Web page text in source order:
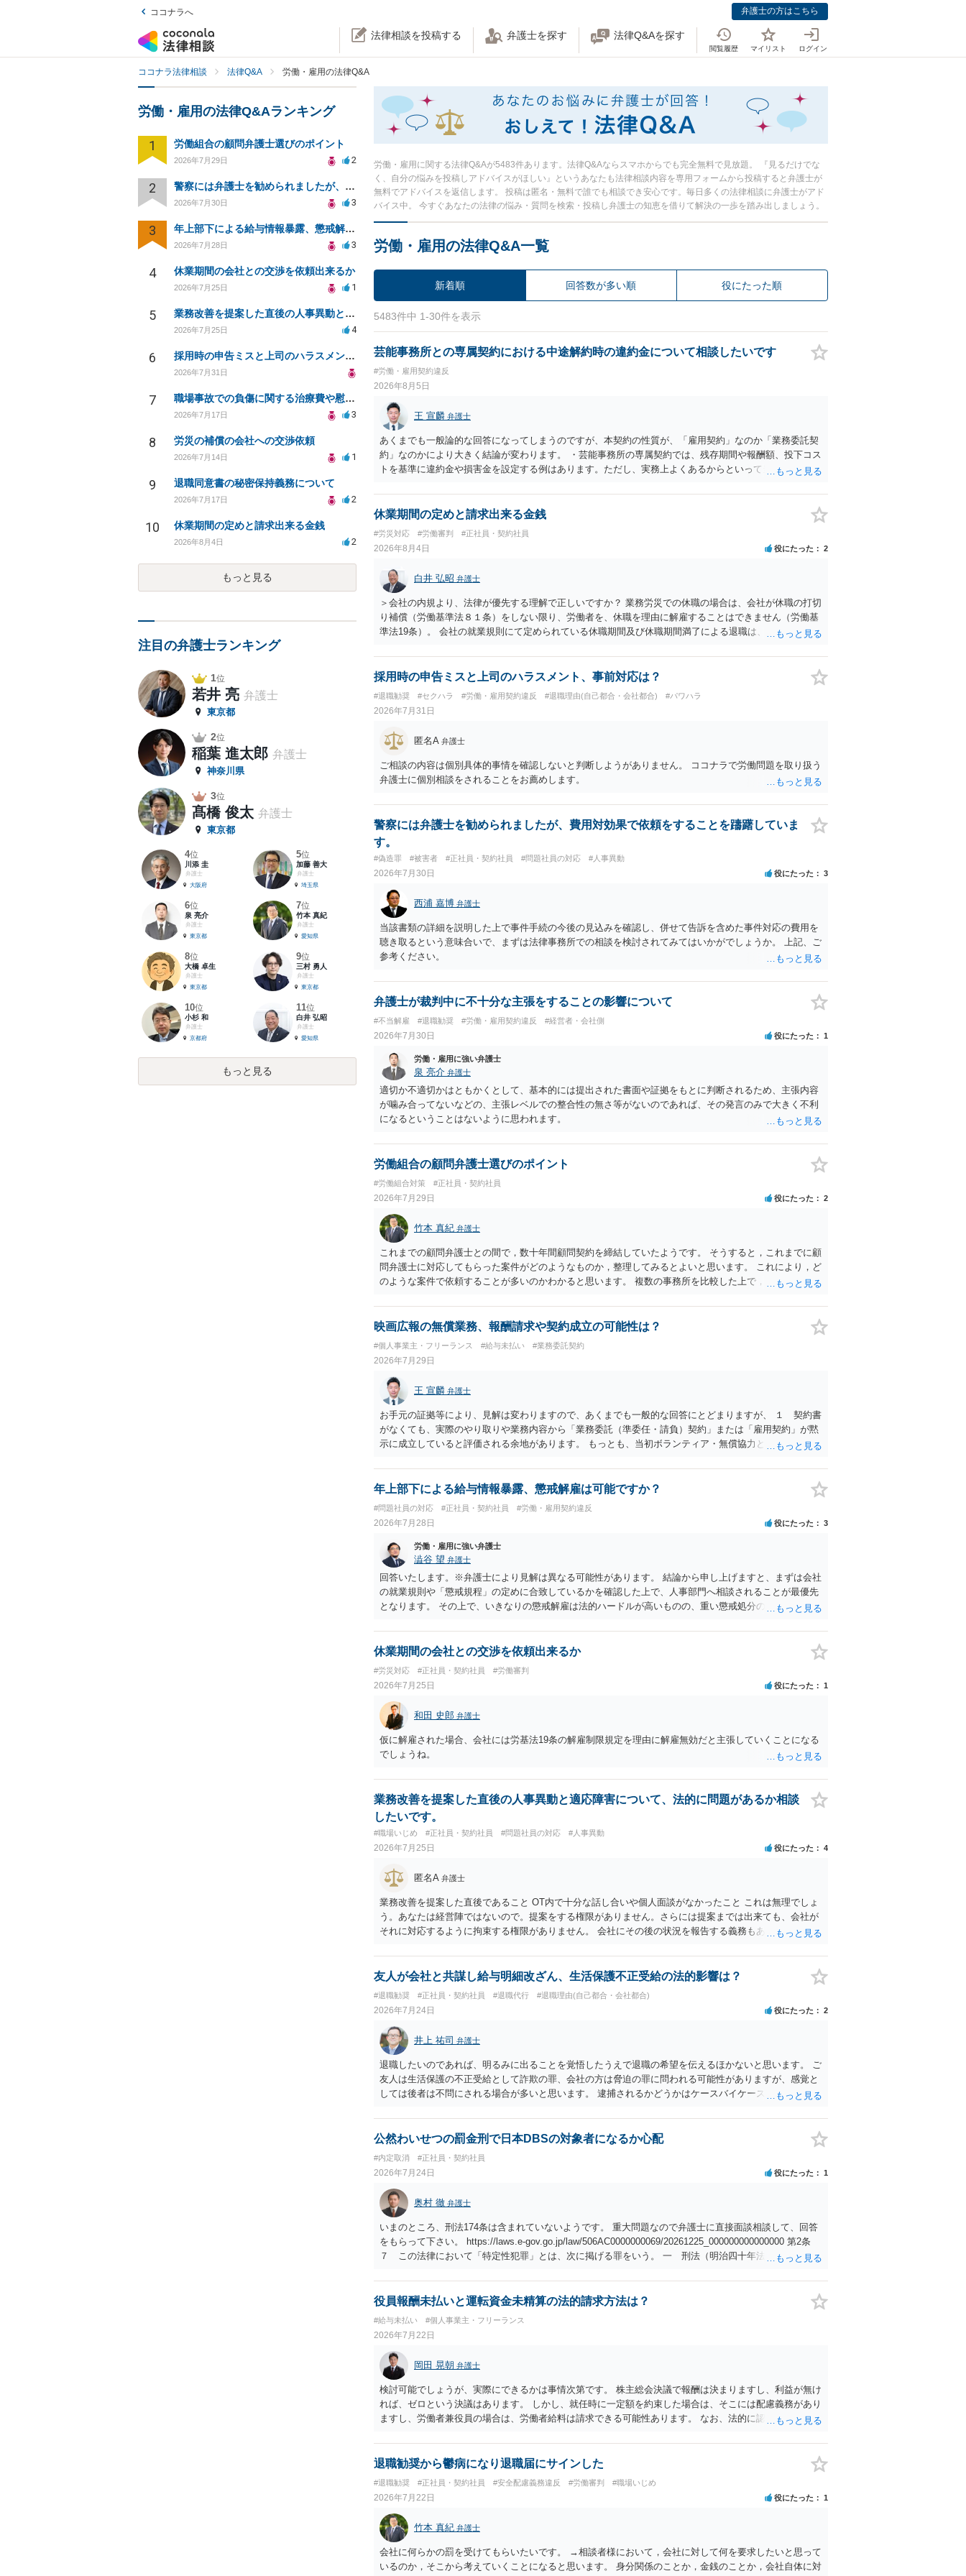
ココナラへ 弁護士の方はこちら
法律相談を投稿する 弁護士を探す 法律Q&Aを探す
閲覧履歴 マイリスト ログイン
ココナラ法律相談 法律Q&A 労働・雇用の法律Q&A
労働・雇用に関する法律Q&Aが5483件あります。法律Q&Aならスマホからでも完全無料で見放題。 『見るだけでな
く、自分の悩みを投稿しアドバイスがほしい』というあなたも法律相談内容を専用フォームから投稿すると弁護士が
無料でアドバイスを返信します。 投稿は匿名・無料で誰でも相談でき安心です。毎日多くの法律相談に弁護士がアド
バイス中。 今すぐあなたの法律の悩み・質問を検索・投稿し弁護士の知恵を借りて解決の一歩を踏み出しましょう。
労働・雇用の法律Q&A一覧
新着順 回答数が多い順 役にたった順
5483件中 1-30件を表示
芸能事務所との専属契約における中途解約時の違約金について相談したいです
#労働・雇用契約違反
2026年8月5日
王 宣麟 弁護士
あくまでも一般論的な回答になってしまうのですが、本契約の性質が、「雇用契約」なのか「業務委託契
約」なのかにより大きく結論が変わります。 ・芸能事務所の専属契約では、残存期間や報酬額、投下コス
トを基準に違約金や損害金を設定する例はあります。ただし、実務上よくあるからといって当然に適法と
になるわけではありません。契約が労働契約に近い実態なら労基法16条で無効となる余地があり、そうで
なくても、金額が事務所の損害と比べて過大なら無効や減額が争点になります。 ・契約前の修正交渉は一
ではなく「合理的な実費・未回収費用のみ」に限定する、などが典型です。 ・弁護士に契約前に契約書の
内容をレビューしてもらう価値は十分にあると思われます。 争点は、契約類型が雇用か業務委託か、実態
として労働者性があるか、解除事由が双方にどう定められているか、違約金の算定根拠が合理的か、とい
う複数論点に分かれます。契約前なら、交渉のパワーバランスの問題もありますが、修正余地があるう
え、後から争うよりコストを抑えやすいので、資料等を持参の上弁護士に確認されることをお勧めしま
す。 ・事務所側の解除でも、解除理由によってはタレント側に損害賠償が発生する建付けになっているこ
とはあります。ただし、事務所側が一方的に解除したのにタレントへ違約金を課す設計は、合理性や対価
性を欠くとして争いやすいです。逆に、タレント側の重大な契約違反がある場合は、実損害の範囲で請求
される可能性はあります。
休業期間の定めと請求出来る金銭
#労災対応 #労働審判 #正社員・契約社員
2026年8月4日 役にたった 2
白井 弘昭 弁護士
＞会社の内規より、法律が優先する理解で正しいですか？ 業務労災での休職の場合は、会社が休職の打切
り補償（労働基準法８１条）をしない限り、労働者を、休職を理由に解雇することはできません（労働基
準法19条）。 会社の就業規則にて定められている休職期間及び休職期間満了による退職は、業務労災への
たります。 ＞労災の休業補償と、所得補償保険の保険金とは別に、受け取れる金銭はありますでしょう
か？ 業務労災の場合は、会社の安全配慮義務違反が認められると解されますので、会社の損害賠償責任
と思われます。 また、業務労災での第三者行為傷害（同僚の不注意等による事故）の場合は、当該第三者
の賠償責任も考えられます。 労災で支払われた分は、損害額から控除（損益相殺）されますが、それを超
えた部分は、会社もしくは、第三者から支払ってもらうことになります。 会社等との交渉が必要になると
思います（良い会社でしたら、自ら話してくると思いますが・・・）。極めて専門的な話ですので、詳細
もしくは対応を最寄りの弁護士にご相談ください。 以上、ご参考まで。
採用時の申告ミスと上司のハラスメント、事前対応は？
#退職勧奨 #セクハラ #労働・雇用契約違反 #退職理由(自己都合・会社都合) #パワハラ
2026年7月31日
匿名A 弁護士
ご相談の内容は個別具体的事情を確認しないと判断しようがありません。 ココナラで労働問題を取り扱う
弁護士に個別相談をされることをお薦めします。
警察には弁護士を勧められましたが、費用対効果で依頼をすることを躊躇していま
す。
#偽造罪 #被害者 #正社員・契約社員 #問題社員の対応 #人事異動
2026年7月30日 役にたった 3
西浦 嘉博 弁護士
当該書類の詳細を説明した上で事件手続の今後の見込みを確認し、併せて告訴を含めた事件対応の費用を
聴き取るという意味合いで、まずは法律事務所での相談を検討されてみてはいかがでしょうか。 上記、ご
参考ください。
弁護士が裁判中に不十分な主張をすることの影響について
#不当解雇 #退職勧奨 #労働・雇用契約違反 #経営者・会社側
2026年7月30日 役にたった 1
労働・雇用に強い弁護士
泉 亮介 弁護士
適切か不適切かはともかくとして、基本的には提出された書面や証拠をもとに判断されるため、主張内容
が噛み合ってないなどの、主張レベルでの整合性の無さ等がないのであれば、その発言のみで大きく不利
になるということはないように思われます。
労働組合の顧問弁護士選びのポイント
#労働組合対策 #正社員・契約社員
2026年7月29日 役にたった 2
竹本 真紀 弁護士
これまでの顧問弁護士との間で，数十年間顧問契約を締結していたようです。 そうすると，これまでに顧
問弁護士に対応してもらった案件がどのようなものか，整理してみるとよいと思います。 これにより，ど
のような案件で依頼することが多いのかわかると思います。 複数の事務所を比較した上で，弁護士と面談
て，分野を絞っているのか，それともどのような分野でもよいということで法律相談を依頼しているかの
観点も重要です。 組合員とすれば，相談だけではなく，できれば受任まで考えている場合も多いと思いま
るかもしれません。 そうでないと，相談内容によって，対応が変わってしまうこともあると思います。
組合員の相談についても，基本的に受任まで考えてもらえることができるのかも検討要素の一つかもしれ
ません。
映画広報の無償業務、報酬請求や契約成立の可能性は？
#個人事業主・フリーランス #給与未払い #業務委託契約
2026年7月29日
王 宣麟 弁護士
お手元の証拠等により、見解は変わりますので、あくまでも一般的な回答にとどまりますが、 １ 契約書
がなくても、実際のやり取りや業務内容から「業務委託（準委任・請負）契約」または「雇用契約」が黙
示に成立していると評価される余地があります。 もっとも、当初ボランティア・無償協力という色彩が強
記を前提に、これまでの業務についても、有償の業務委託契約や雇用契約が成立していた前提で給与を請
求するルートなどが理論上考えられます。 もっとも、裁判等で必ず認められるわけではなく、当事者の認
決めがなくても、同種業務の相場や通常の報酬水準を基準に「相当額」を算定して請求すること自体は法
律上否定されません。 ただし、相手方が「無償のつもりだった」と反論する可能性も高く、請求額の全額
がそのまま認められるとは限らないため、交渉の場面では「理論上の満額」と「現実的な落としどころ」
を分けて考える必要があります。 ４ 制作側から名刺が支給され、その肩書きで外部と打合せ・広報活動
を行っていた事実は、「プロジェクトの一員として継続的に業務を担当していた」ことを裏付ける有力な
事情になります。もっとも、名刺の存在だけで有償契約や具体的な報酬額が自動的に認められるわけでは
なく、あくまで他の証拠と併せて評価される位置付けです。 ５ 今後も関わる場合は、業務範囲、報酬、
期間・解約条件、著作権・クレジット表記、費用負担等を明確に定めた業務委託契約書を締結しておくこ
とを強くおすすめします。円満な話し合いのためには、 ・これまでの業務内容・負担を時系列で整理し事
実関係を共有すること ・「過去の貢献への最低限の謝意・一部清算」と「今後の関係・契約条件」の双方
について、複数の選択肢を用意して提案すること を意識されるとよいかと思います。 いずれにしても、
契約書がないまま継続してきた経緯や、お互いの認識・証拠関係によって結論が左右されるため、この回
答はあくまで一般論にとどまるものです。 具体的な見通しや請求可能額の目安については、実際のメー
ル・チャット・業務内容の資料をお持ちのうえ、弁護士に個別相談されることをおすすめします。
年上部下による給与情報暴露、懲戒解雇は可能ですか？
#問題社員の対応 #正社員・契約社員 #労働・雇用契約違反
2026年7月28日 役にたった 3
労働・雇用に強い弁護士
澁谷 望 弁護士
回答いたします。※弁護士により見解は異なる可能性があります。 結論から申し上げますと、まずは会社
の就業規則や「懲戒規程」の定めに合致しているかを確認した上で、人事部門へ相談されることが最優先
となります。 その上で、いきなりの懲戒解雇は法的ハードルが高いものの、重い懲戒処分の対象には十分
せ、誤認した他部署への適切なフォローや周知を求めるのが有効です。 あるいは、懲戒があったことを社
内で周知される手続があるのならば、それにより軽微ながら回復はできるかもしれません。 さらに個人と
（ただし、金額は多額にならない可能性があります。）。
休業期間の会社との交渉を依頼出来るか
#労災対応 #正社員・契約社員 #労働審判
2026年7月25日 役にたった 1
和田 史郎 弁護士
仮に解雇された場合、会社には労基法19条の解雇制限規定を理由に解雇無効だと主張していくことになる
でしょうね。
業務改善を提案した直後の人事異動と適応障害について、法的に問題があるか相談
したいです。
#職場いじめ #正社員・契約社員 #問題社員の対応 #人事異動
2026年7月25日 役にたった 4
匿名A 弁護士
業務改善を提案した直後であること OT内で十分な話し合いや個人面談がなかったこと これは無理でしょ
う。あなたは経営陣ではないので。提案をする権限がありません。さらには提案までは出来ても、会社が
それに対応するように拘束する権限がありません。 会社にその後の状況を報告する義務もありません。
すので、対応は難しいでしょう。
友人が会社と共謀し給与明細改ざん、生活保護不正受給の法的影響は？
#退職勧奨 #正社員・契約社員 #退職代行 #退職理由(自己都合・会社都合)
2026年7月24日 役にたった 2
井上 祐司 弁護士
退職したいのであれば、明るみに出ることを覚悟したうえで退職の希望を伝えるほかないと思います。 ご
友人は生活保護の不正受給として詐欺の罪、会社の方は脅迫の罪に問われる可能性がありますが、感覚と
しては後者は不問にされる場合が多いと思います。 逮捕されるかどうかはケースバイケースです。
公然わいせつの罰金刑で日本DBSの対象者になるか心配
#内定取消 #正社員・契約社員
2026年7月24日 役にたった 1
奥村 徹 弁護士
いまのところ、刑法174条は含まれていないようです。 重大問題なので弁護士に直接面談相談して、回答
をもらって下さい。 https://laws.e-gov.go.jp/law/506AC0000000069/20261225_000000000000000 第2条
７ この法律において「特定性犯罪」とは、次に掲げる罪をいう。 一 刑法（明治四十年法律第四十五
第三項又は第二百四十三条（同項の罪に係る部分に限る。）の罪 二 盗犯等の防止及び処分に関する法律
（昭和五年法律第九号）第四条の罪（刑法第二百四十一条第一項の罪を犯す行為に係るものに限る。）
保護等に関する法律（平成十一年法律第五十二号）第四条から第八条までの罪 五 性的な姿態を撮影する
行為等の処罰及び押収物に記録された性的な姿態の影像に係る電磁的記録の消去等に関する法律（令和五
年法律第六十七号）第二条から第六条までの罪 六 都道府県の条例で定める罪であって、次のイからニま
でに掲げる行為のいずれかを罰するものとして政令で定めるもの イ みだりに人の身体の一部に接触する
行為 ロ 正当な理由がなくて、人の通常衣服で隠されている下着若しくは身体をのぞき見し、若しくは写
真機その他の機器（以下このロにおいて「写真機等」という。）を用いて撮影し、又は当該下着若しくは
身体を撮影する目的で写真機等を差し向け、若しくは設置する行為 ハ みだりに卑わいな言動をする行為
（イ又はロに掲げるものを除く。） ニ 児童と性交し、又は児童に対しわいせつな行為をする行為
役員報酬未払いと運転資金未精算の法的請求方法は？
#給与未払い #個人事業主・フリーランス
2026年7月22日
岡田 晃朝 弁護士
検討可能でしょうが、実際にできるかは事情次第です。 株主総会決議で報酬は決まりますし、利益が無け
れば、ゼロという決議はあります。 しかし、就任時に一定額を約束した場合は、そこには配慮義務があり
ますし、労働者兼役員の場合は、労働者給料は請求できる可能性あります。 なお、法的に認められても会
退職勧奨から鬱病になり退職届にサインした
#退職勧奨 #正社員・契約社員 #安全配慮義務違反 #労働審判 #職場いじめ
2026年7月22日 役にたった 1
竹本 真紀 弁護士
会社に何らかの罰を受けてもらいたいです。 →相談者様において，会社に対して何を要求したいと思って
いるのか，そこから考えていくことになると思います。 身分関係のことか，金銭のことか，会社自体に対
労働・雇用の法律Q&Aランキング
1 労働組合の顧問弁護士選びのポイント
2026年7月29日 2
2 警察には弁護士を勧められましたが、費用対効果で依頼をすることを躊躇しています。
2026年7月30日 3
3 年上部下による給与情報暴露、懲戒解雇は可能ですか？
2026年7月28日 3
4 休業期間の会社との交渉を依頼出来るか
2026年7月25日 1
5 業務改善を提案した直後の人事異動と適応障害について、法的に問題があるか相談したいです。
2026年7月25日 4
6 採用時の申告ミスと上司のハラスメント、事前対応は？
2026年7月31日
7 職場事故での負傷に関する治療費や慰謝料の相談について
2026年7月17日 3
8 労災の補償の会社への交渉依頼
2026年7月14日 1
9 退職同意書の秘密保持義務について
2026年7月17日 2
10 休業期間の定めと請求出来る金銭
2026年8月4日 2
もっと見る
注目の弁護士ランキング
1位
若井 亮 弁護士
東京都
2位
稲葉 進太郎 弁護士
神奈川県
3位
髙橋 俊太 弁護士
東京都
4位
川添 圭
弁護士
大阪府
5位
加藤 善大
弁護士
埼玉県
6位
泉 亮介
弁護士
東京都
7位
竹本 真紀
弁護士
愛知県
8位
大橋 卓生
弁護士
東京都
9位
三村 勇人
弁護士
東京都
10位
小杉 和
弁護士
京都府
11位
白井 弘昭
弁護士
愛知県
もっと見る